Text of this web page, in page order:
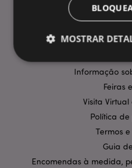
Informação
Feiras
Visita
Política
Termos
Guia
Encomendas à medida,
MOSTRAR
Estritamente
Segmentação
Os cookies estritamente
funcionalidades centrais
de utilizador e gestão de
pode ser utilizado
estritamente necessários.